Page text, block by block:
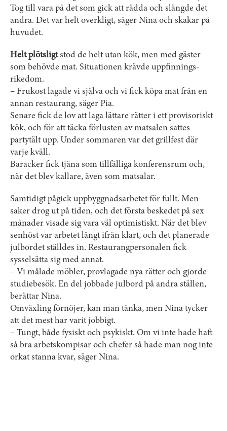
Tog till vara på det som gick att rädda och slängde det
andra. Det var helt overkligt, säger Nina och skakar på
huvudet.
Helt plötsligtstod de helt utan kök, men med gäster
som behövde mat. Situationen krävde uppfinnings­
rikedom.
– Frukost lagade vi själva och vi fick köpa mat från en
annan restaurang, säger Pia.
Senare fick de lov att laga lättare rätter i ett provisoriskt
kök, och för att täcka förlusten av matsalen sattes
partytält upp. Under sommaren var det grillfest där
varje kväll.
Baracker fick tjäna som tillfälliga konferens­rum och,
när det blev kallare, även som matsalar.
Samtidigt pågick uppbyggnadsarbetet för fullt. Men
saker drog ut på tiden, och det första beskedet på sex
månader visade sig vara väl optimistiskt. När det blev
senhöst var arbetet långt ifrån klart, och det planerade
julbordet ställdes in. Restaurangpersonalen fick
sysselsätta sig med annat.
– Vi målade möbler, provlagade nya rätter och gjorde
studiebesök. En del jobbade julbord på andra ställen,
berättar Nina.
Omväxling förnöjer, kan man tänka, men Nina tycker
att det mest har varit jobbigt.
– Tungt, både fysiskt och psykiskt. Om vi inte hade haft
så bra arbetskompisar och chefer så hade man nog inte
orkat stanna kvar, säger Nina.